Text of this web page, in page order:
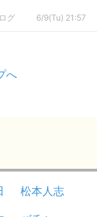
グ 6/9(Tu) 21:57
へ
松本人志